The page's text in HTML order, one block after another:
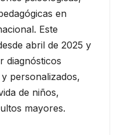
en
Este
abril de 2025 y
diagnósticos
personalizados,
de niños,
mayores.